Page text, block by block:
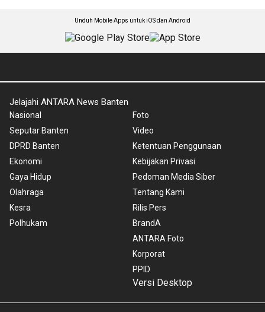
Unduh Mobile Apps untuk iOS dan Android
Jelajahi ANTARA News Banten
Nasional
Seputar Banten
DPRD Banten
Ekonomi
Gaya Hidup
Olahraga
Kesra
Polhukam
Foto
Video
Ketentuan Penggunaan
Kebijakan Privasi
Pedoman Media Siber
Tentang Kami
Rilis Pers
BrandA
ANTARA Foto
Korporat
PPID
Versi Desktop